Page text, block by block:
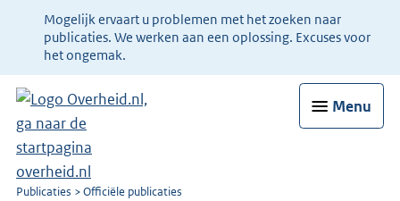
Ter
informatie:
Mogelijk ervaart u problemen met het zoeken naar
publicaties. We werken aan een oplossing. Excuses voor
het ongemak.
Menu
U
Publicaties Officiële publicaties